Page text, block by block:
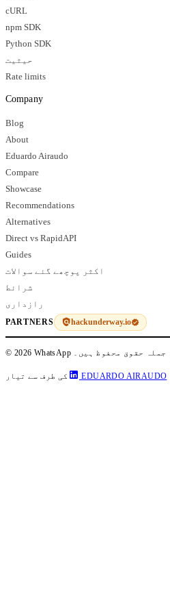
cURL
npm SDK
Python SDK
حیثیت
Rate limits
Company
Blog
About
Eduardo Airaudo
Compare
Showcase
Recommendations
Alternatives
Direct vs RapidAPI
Guides
اکثر پوچھے گئے سوالات
شرائط
رازداری
PARTNERS hackunderway.io
کی طرف سے تیار EDUARDO AIRAUDO